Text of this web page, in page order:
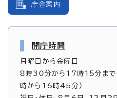
庁舎案内
開庁時間
月曜日から金曜日
8時30分から17時15分まで
時から16時45分）